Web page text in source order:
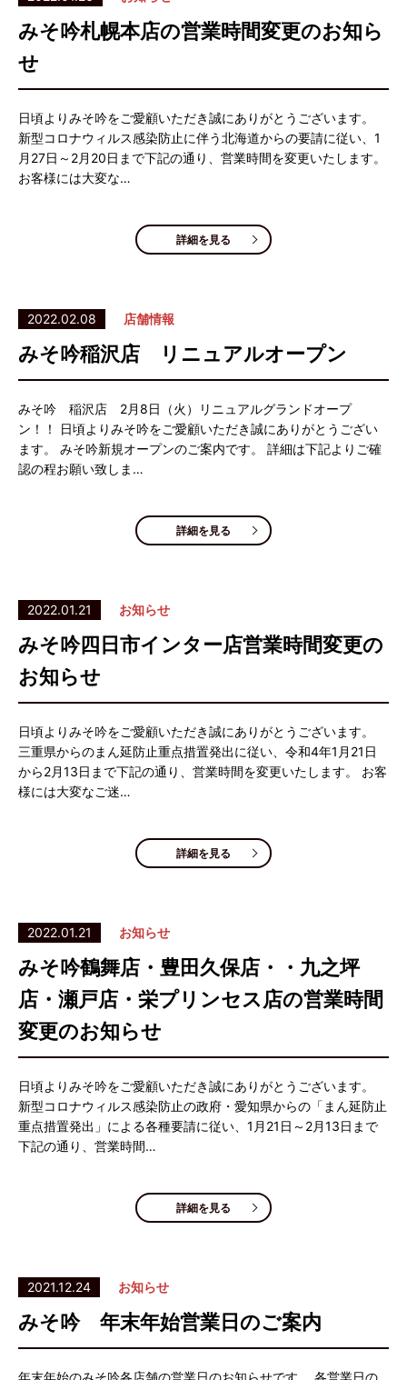
みそ吟札幌本店の営業時間変更のお知ら
せ
日頃よりみそ吟をご愛顧いただき誠にありがとうございます。
新型コロナウィルス感染防止に伴う北海道からの要請に従い、1
月27日～2月20日まで下記の通り、営業時間を変更いたします。
お客様には大変な…
詳細を見る
2022.02.08 店舗情報
みそ吟稲沢店 リニュアルオープン
みそ吟 稲沢店 2月8日（火）リニュアルグランドオープ
ン！！ 日頃よりみそ吟をご愛顧いただき誠にありがとうござい
ます。 みそ吟新規オープンのご案内です。 詳細は下記よりご確
認の程お願い致しま…
詳細を見る
2022.01.21 お知らせ
みそ吟四日市インター店営業時間変更の
お知らせ
日頃よりみそ吟をご愛顧いただき誠にありがとうございます。
三重県からのまん延防止重点措置発出に従い、令和4年1月21日
から2月13日まで下記の通り、営業時間を変更いたします。 お客
様には大変なご迷…
詳細を見る
2022.01.21 お知らせ
みそ吟鶴舞店・豊田久保店・・九之坪
店・瀬戸店・栄プリンセス店の営業時間
変更のお知らせ
日頃よりみそ吟をご愛顧いただき誠にありがとうございます。
新型コロナウィルス感染防止の政府・愛知県からの「まん延防止
重点措置発出」による各種要請に従い、1月21日～2月13日まで
下記の通り、営業時間…
詳細を見る
2021.12.24 お知らせ
みそ吟 年末年始営業日のご案内
年末年始のみそ吟各店舗の営業日のお知らせです。 各営業日の